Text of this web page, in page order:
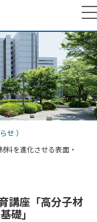
検索する
せ ）
料を進化させる表面・
講座「高分子材
礎」